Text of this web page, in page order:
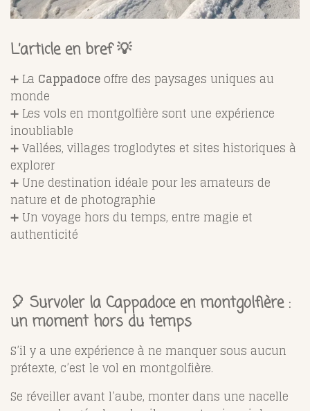
L’article en bref 💡
➕ La Cappadoce offre des paysages uniques au
monde
➕ Les vols en montgolfière sont une expérience
inoubliable
➕ Vallées, villages troglodytes et sites historiques à
explorer
➕ Une destination idéale pour les amateurs de
nature et de photographie
➕ Un voyage hors du temps, entre magie et
authenticité
🎈 Survoler la Cappadoce en montgolfière :
un moment hors du temps
S’il y a une expérience à ne manquer sous aucun
prétexte, c’est le vol en montgolfière.
Se réveiller avant l’aube, monter dans une nacelle